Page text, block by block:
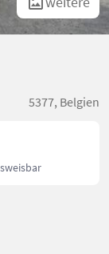
5377, Belgien